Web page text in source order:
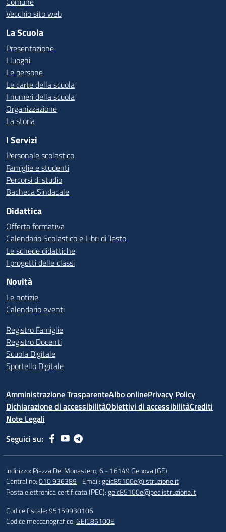
Vecchio sito web
La Scuola
Presentazione
I luoghi
Le persone
Le carte della scuola
I numeri della scuola
Organizzazione
La storia
I Servizi
Personale scolastico
Famiglie e studenti
Percorsi di studio
Bacheca Sindacale
Didattica
Offerta formativa
Calendario Scolastico e Libri di Testo
Le schede didattiche
I progetti delle classi
Novità
Le notizie
Calendario eventi
Registro Famiglie
Registro Docenti
Scuola Digitale
Sportello Digitale
Amministrazione TrasparenteAlbo onlinePrivacy Policy
Dichiarazione di accessibilitàObiettivi di accessibilitàCrediti
Note Legali
Seguici su:
Indirizzo: Piazza Del Monastero, 6 - 16149 Genova (GE)
Centralino:010 936389 Email:geic85100e@istruzione.it
Posta elettronica certificata (PEC):geic85100e@pec.istruzione.it
Codice fiscale: 95159930106
Codice meccanografico:GEIC85100E